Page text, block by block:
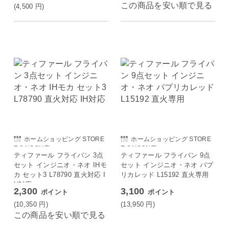
(4,500 円) この商品を安い順で見る
ホームショッピング STORE
E SAISON店
ティファール フライパン 3点
セット インジニオ・ネオ IHモ
カ セット3 L78790 直火対応 I
H対応
2,300 ポイント
(10,350 円)
この商品を安い順で見る
ホームショッピング STORE
E SAISON店
ティファール フライパン 9点
セット インジニオ・ネオ パプ
リカレッド L15192 直火専用
3,100 ポイント
(13,950 円)